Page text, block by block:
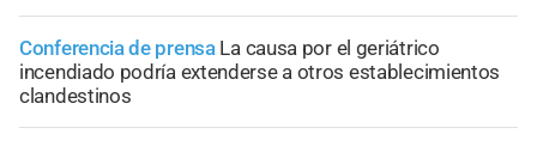
Conferencia de prensa La causa por el geriátrico
incendiado podría extenderse a otros establecimientos
clandestinos